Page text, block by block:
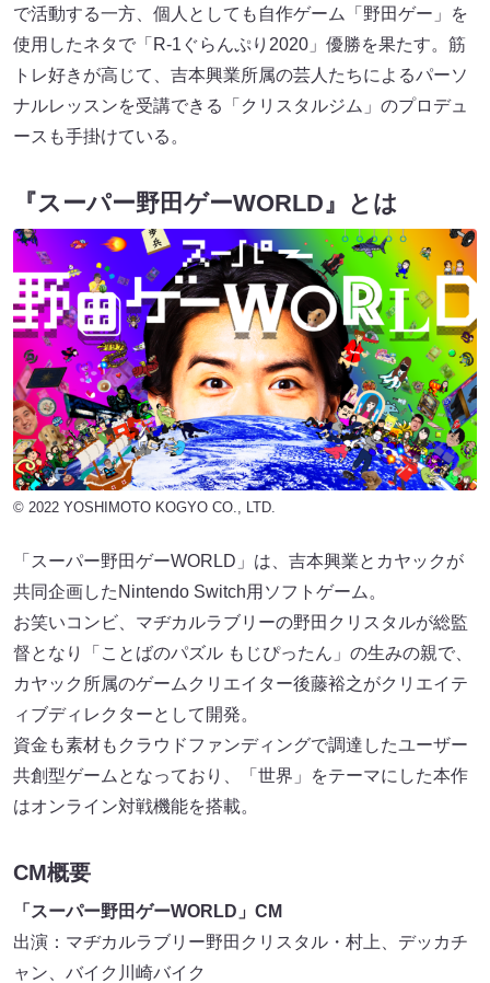
で活動する一方、個人としても自作ゲーム「野⽥ゲー」を
使用したネタで「R-1ぐらんぷり2020」優勝を果たす。筋
トレ好きが高じて、吉本興業所属の芸人たちによるパーソ
ナルレッスンを受講できる「クリスタルジム」のプロデュ
ースも手掛けている。
『スーパー野田ゲーWORLD』とは
© 2022 YOSHIMOTO KOGYO CO., LTD.
「スーパー野⽥ゲーWORLD」は、吉本興業とカヤックが
共同企画したNintendo Switch用ソフトゲーム。
お笑いコンビ、マヂカルラブリーの野⽥クリスタルが総監
督となり「ことばのパズル もじぴったん」の生みの親で、
カヤック所属のゲームクリエイター後藤裕之がクリエイテ
ィブディレクターとして開発。
資金も素材もクラウドファンディングで調達したユーザー
共創型ゲームとなっており、「世界」をテーマにした本作
はオンライン対戦機能を搭載。
CM概要
「スーパー野⽥ゲーWORLD」CM
出演：マヂカルラブリー野⽥クリスタル・村上、デッカチ
ャン、バイク川崎バイク